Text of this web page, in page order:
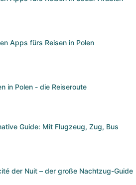
Apps fürs Reisen in Polen
in Polen - die Reiseroute
Guide: Mit Flugzeug, Zug, Bus
der Nuit – der große Nachtzug-Guide